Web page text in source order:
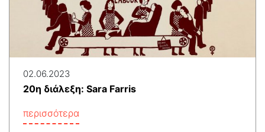
02.06.2023
20η διάλεξη: Sara Farris
περισσότερα